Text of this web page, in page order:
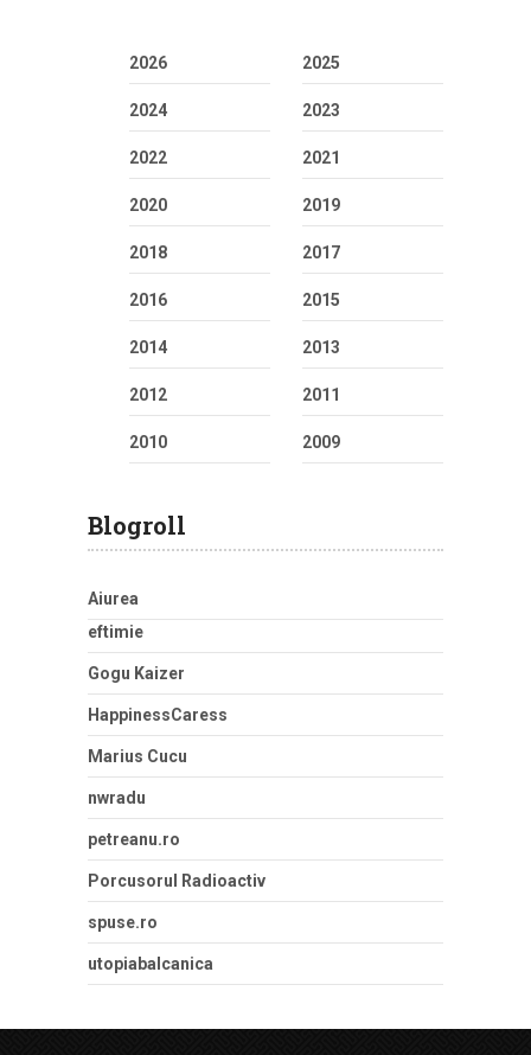
2026 2025
2024 2023
2022 2021
2020 2019
2018 2017
2016 2015
2014 2013
2012 2011
2010 2009
Blogroll
Aiurea
eftimie
Gogu Kaizer
HappinessCaress
Marius Cucu
nwradu
petreanu.ro
Porcusorul Radioactiv
spuse.ro
utopiabalcanica